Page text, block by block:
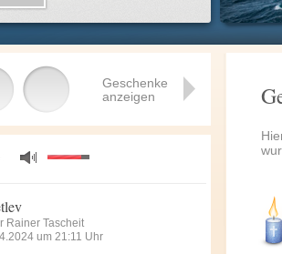
Geschenke
anzeigen
Rainer Tascheit
um 21:11 Uhr